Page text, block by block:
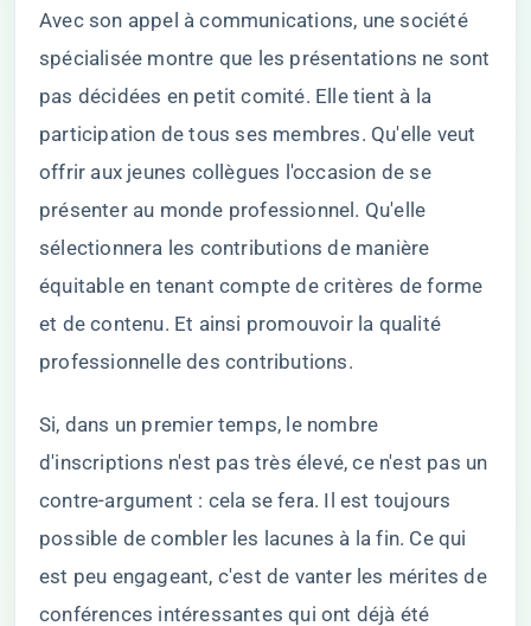
Avec son appel à communications, une société
spécialisée montre que les présentations ne sont
pas décidées en petit comité. Elle tient à la
participation de tous ses membres. Qu'elle veut
offrir aux jeunes collègues l'occasion de se
présenter au monde professionnel. Qu'elle
sélectionnera les contributions de manière
équitable en tenant compte de critères de forme
et de contenu. Et ainsi promouvoir la qualité
professionnelle des contributions.
Si, dans un premier temps, le nombre
d'inscriptions n'est pas très élevé, ce n'est pas un
contre-argument : cela se fera. Il est toujours
possible de combler les lacunes à la fin. Ce qui
est peu engageant, c'est de vanter les mérites de
conférences intéressantes qui ont déjà été